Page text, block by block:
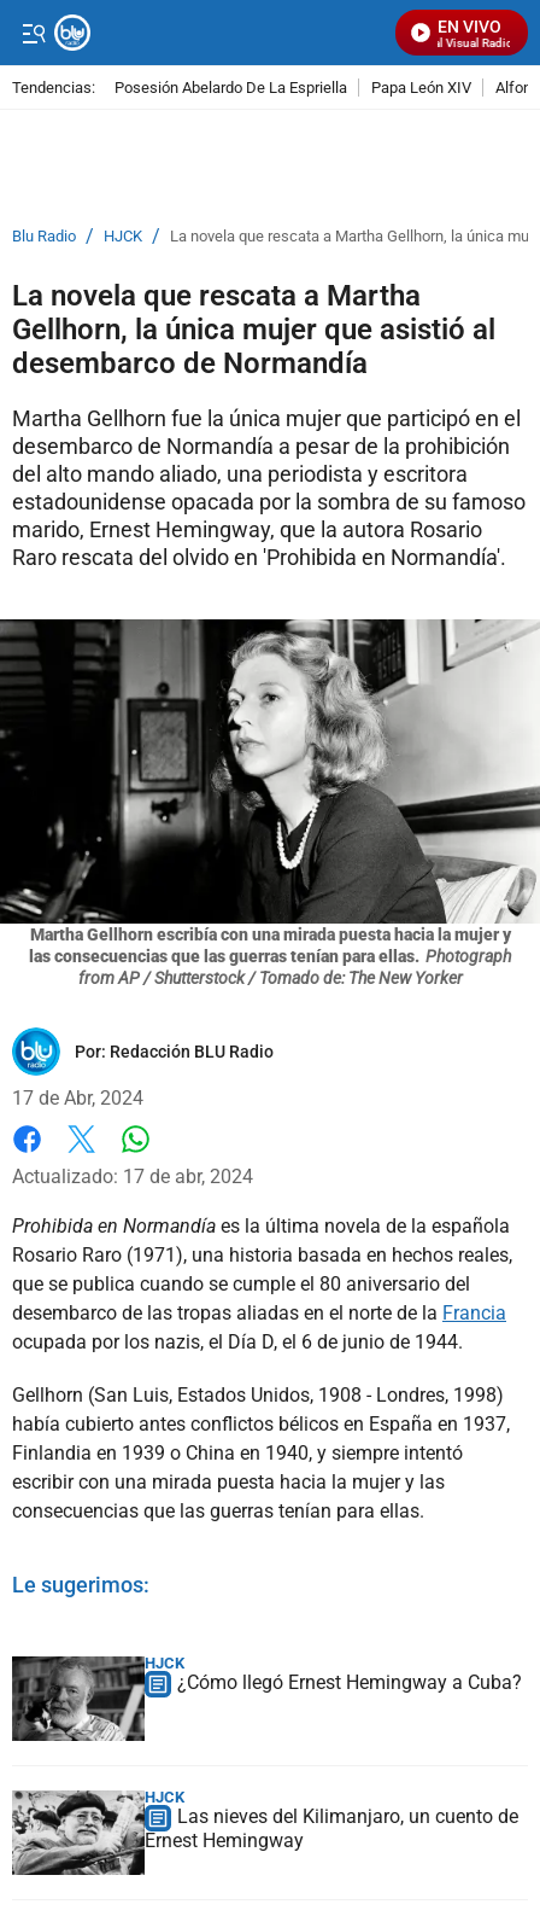
EN VIVO
Señal Visual Radio
Tendencias: Posesión Abelardo De La Espriella Papa León XIV
Blu Radio / HJCK / La novela que rescata a Martha Gellhorn, la única
La novela que rescata a Martha
Gellhorn, la única mujer que asistió al
desembarco de Normandía
Martha Gellhorn fue la única mujer que participó en el
desembarco de Normandía a pesar de la prohibición
del alto mando aliado, una periodista y escritora
estadounidense opacada por la sombra de su famoso
marido, Ernest Hemingway, que la autora Rosario
Raro rescata del olvido en 'Prohibida en Normandía'.
Martha Gellhorn escribía con una mirada puesta hacia la mujer y
las consecuencias que las guerras tenían para ellas. Photograph
from AP / Shutterstock / Tomado de: The New Yorker
Por: Redacción BLU Radio
17 de Abr, 2024
Facebook
X
Actualizado: 17 de abr, 2024
Prohibida en Normandía es la última novela de la española
Rosario Raro (1971), una historia basada en hechos reales,
que se publica cuando se cumple el 80 aniversario del
desembarco de las tropas aliadas en el norte de la Francia
ocupada por los nazis, el Día D, el 6 de junio de 1944.
Gellhorn (San Luis, Estados Unidos, 1908 - Londres, 1998)
había cubierto antes conflictos bélicos en España en 1937,
Finlandia en 1939 o China en 1940, y siempre intentó
escribir con una mirada puesta hacia la mujer y las
consecuencias que las guerras tenían para ellas.
Le sugerimos:
HJCK
¿Cómo llegó Ernest Hemingway a Cuba?
HJCK
Las nieves del Kilimanjaro, un cuento de
Ernest Hemingway